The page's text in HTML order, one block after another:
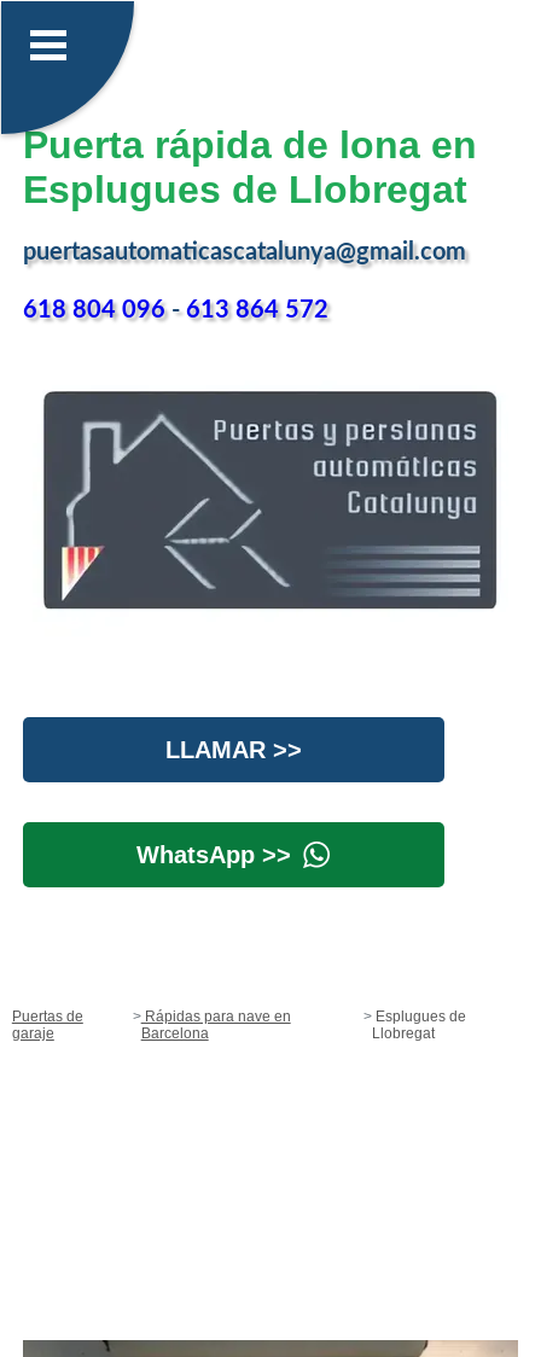
Puerta rápida de lona en
Esplugues de Llobregat
puertasautomaticascatalunya@gmail.com
618 804 096-613 864 572
LLAMAR >>
WhatsApp >>
Puertas de
garaje
Rápidas para nave en
Barcelona
Esplugues de
Llobregat